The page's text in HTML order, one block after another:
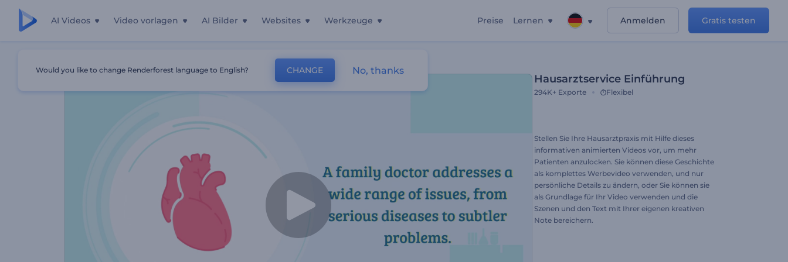
AI Videos Video vorlagen AI Bilder Websites Werkzeuge Preise Lernen Anmelden Gratis testen
Hausarztservice Einführung
294K+ Exporte Flexibel
Stellen Sie Ihre Hausarztpraxis mit Hilfe dieses
informativen animierten Videos vor, um mehr
Patienten anzulocken. Sie können diese Geschichte
als komplettes Werbevideo verwenden, und nur
persönliche Details zu ändern, oder Sie können sie
als Grundlage für Ihr Video verwenden und die
Szenen und den Text mit Ihrer eigenen kreativen
Note bereichern.
Would you like to change Renderforest language to English? CHANGE No, thanks